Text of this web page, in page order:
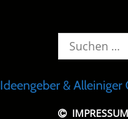
Suche
Ideengeber & Alleiniger
IMPRESSUM